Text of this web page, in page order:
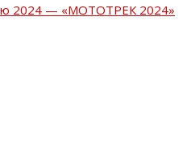
2024 — «МОТОТРЕК 2024»